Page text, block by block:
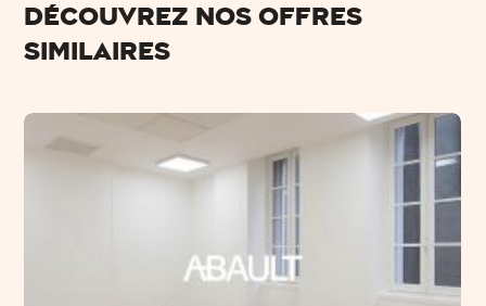
Découvrez nos offres
similaires